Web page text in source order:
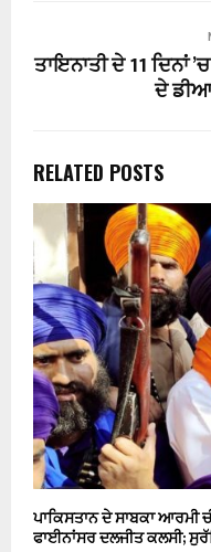
ਤਾਇਨਾਤੀ ਦੇ 11 ਦਿਨਾਂ
ਦੇ
RELATED POSTS
ਪਾਕਿਸਤਾਨ ਦੇ ਸਾਬਕਾ ਆਰਮੀ
ਫਾਈਨਾਂਸਰ ਦਲਜੀਤ ਕਲਸੀ;